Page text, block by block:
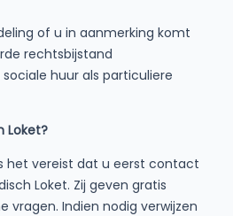
of u in aanmerking komt
rechtsbijstand
sociale huur als particuliere
Loket?
het vereist dat u eerst contact
Loket. Zij geven gratis
vragen. Indien nodig verwijzen